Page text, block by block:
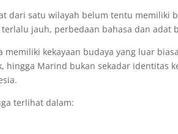
dari satu wilayah belum tentu memiliki
jauh, perbedaan bahasa dan adat
memiliki kekayaan budaya yang luar
hingga Marind bukan sekadar identitas
terlihat dalam: